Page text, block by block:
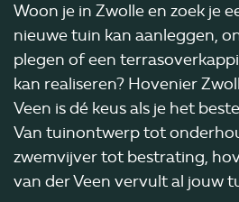
Woon je in Zwolle en zoek je
nieuwe tuin kan aanleggen,
plegen of een
kan realiseren? Hovenier
Veen is dé keus als je het
Van tuinontwerp tot
zwemvijver tot bestrating,
van der Veen vervult al jouw